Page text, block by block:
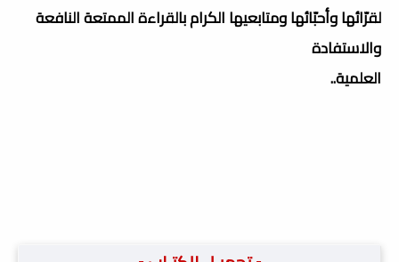
لقرّائها وأحبّائها ومتابعيها الكرام بالقراءة الممتعة النافعة
والاستفادة
العلمية..